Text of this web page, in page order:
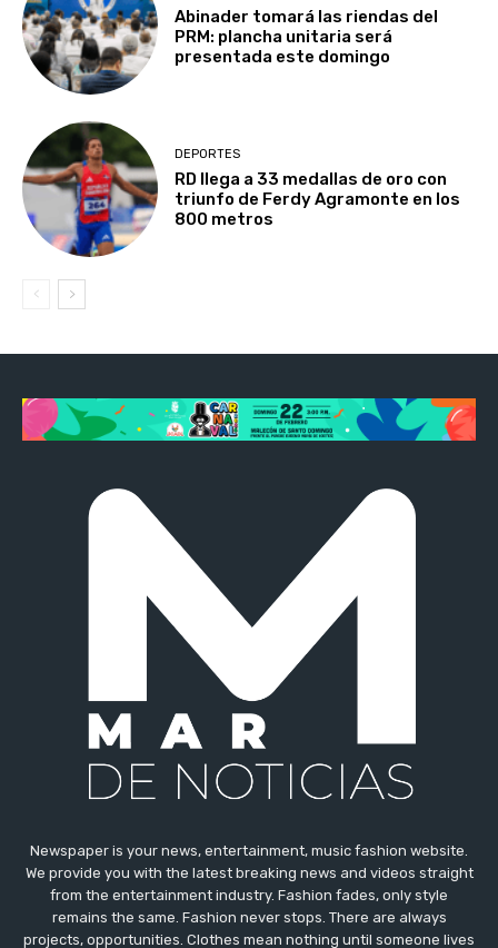
Abinader tomará las riendas del
PRM: plancha unitaria será
presentada este domingo
DEPORTES
RD llega a 33 medallas de oro con
triunfo de Ferdy Agramonte en los
800 metros
Newspaper is your news, entertainment, music fashion website.
We provide you with the latest breaking news and videos straight
from the entertainment industry. Fashion fades, only style
remains the same. Fashion never stops. There are always
projects, opportunities. Clothes mean nothing until someone lives